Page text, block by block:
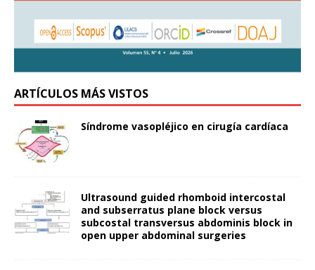
ARTÍCULOS MÁS VISTOS
Síndrome vasopléjico en cirugía cardíaca
Ultrasound guided rhomboid intercostal
and subserratus plane block versus
subcostal transversus abdominis block in
open upper abdominal surgeries